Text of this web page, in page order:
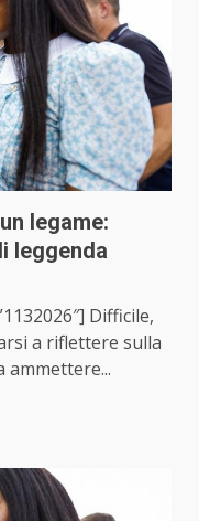
legame:
leggenda
Difficile,
a riflettere sulla
ammettere...